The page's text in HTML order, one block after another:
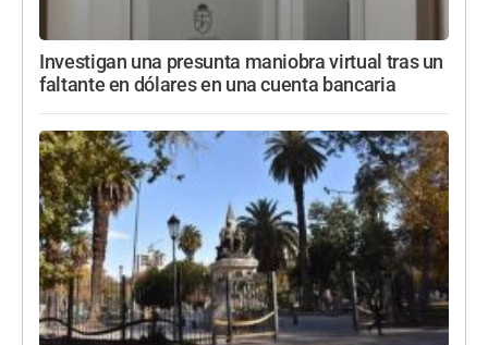
Investigan una presunta maniobra virtual tras un
faltante en dólares en una cuenta bancaria